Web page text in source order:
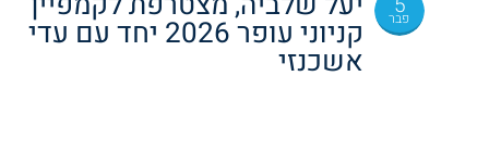
פבר קניוני עופר 2026 יחד עם עדי
אשכנזי